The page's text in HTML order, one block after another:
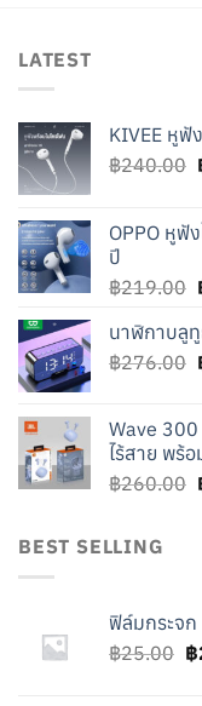
LATEST
KIVEE หูฟั
฿240.00
OPPO หูฟั
ปี
฿219.00
นาฬิกาบลูทู
฿276.00
Wave 300
ไร้สาย พร้อ
฿260.00
BEST SELLING
ฟิล์มกระจก
฿25.00 ฿